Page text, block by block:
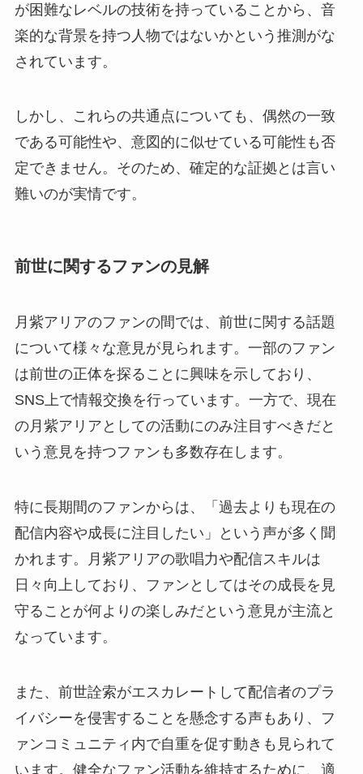
が困難なレベルの技術を持っていることから、音
楽的な背景を持つ人物ではないかという推測がな
されています。
しかし、これらの共通点についても、偶然の一致
である可能性や、意図的に似せている可能性も否
定できません。そのため、確定的な証拠とは言い
難いのが実情です。
前世に関するファンの見解
月紫アリアのファンの間では、前世に関する話題
について様々な意見が見られます。一部のファン
は前世の正体を探ることに興味を示しており、
SNS上で情報交換を行っています。一方で、現在
の月紫アリアとしての活動にのみ注目すべきだと
いう意見を持つファンも多数存在します。
特に長期間のファンからは、「過去よりも現在の
配信内容や成長に注目したい」という声が多く聞
かれます。月紫アリアの歌唱力や配信スキルは
日々向上しており、ファンとしてはその成長を見
守ることが何よりの楽しみだという意見が主流と
なっています。
また、前世詮索がエスカレートして配信者のプラ
イバシーを侵害することを懸念する声もあり、フ
ァンコミュニティ内で自重を促す動きも見られて
います。健全なファン活動を維持するために、適